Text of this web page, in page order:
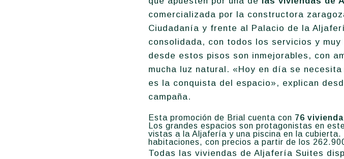
comercializada por la constructora
Ciudadanía y frente al Palacio de la
consolidada, con todos los servicios y
desde estos pisos son inmejorables, con
mucha luz natural. «Hoy en día se
es la conquista del espacio», explican
campaña.
Esta promoción de Brial cuenta con 76
Los grandes espacios son protagonistas en
vistas a la Aljafería y una piscina en la
habitaciones, con precios a partir de los
Todas las viviendas de Aljafería Suites